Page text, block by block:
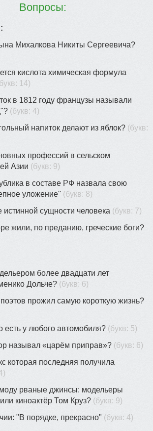
Вопросы:
Михалкова Никиты Сергеевича?
кислота химическая формула
14)
в 1812 году французы называли
(букв: 4)
напиток делают из яблок? (букв:
профессий в сельском
Азии (букв: 9)
в составе РФ назвала свою
уложение'' (букв: 8)
сущности человека (букв: 7)
жили, по преданию, греческие боги?
более двадцати лет
Дольче? (букв: 6)
поэтов прожил самую короткую жизнь?
есть у любого автомобиля? (букв: 5)
называл «царём приправ»? (букв: 6)
которая последняя получила
рваные джинсы: модельеры
киноактёр Том Круз? (букв: 9)
"В порядке, прекрасно" (букв: 4)